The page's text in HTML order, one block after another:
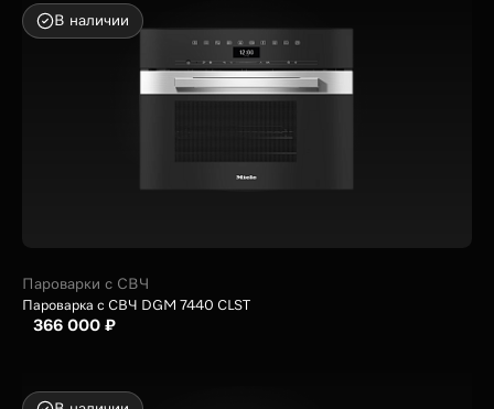
В наличии
Пароварки с СВЧ
Пароварка с СВЧ DGM 7440 CLST
366 000 ₽